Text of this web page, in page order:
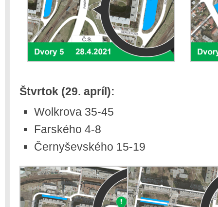
Štvrtok (29. apríl):
Wolkrova 35-45
Farského 4-8
Černyševského 15-19